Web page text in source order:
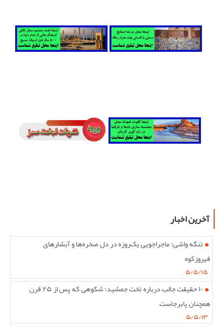
آخرین اخبار
تنگه واشی؛ ماجراجویی یک‌روزه در دل صخره‌ها و آبشارهای
فیروزکوه
۵/۵/۱۵
۱۰ حقیقت جالب درباره تخت جمشید؛ شکوهی که پس از ۲۵ قرن
همچنان پابرجاست
۵/۵/۱۳